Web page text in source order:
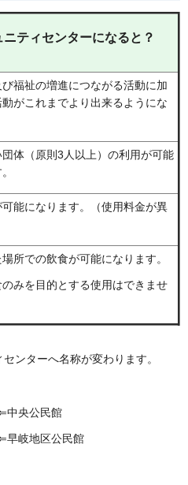
ニティセンターになると？
福祉の増進につながる活動に加
動がこれまでより出来るようにな
体（原則3人以上）の利用が可能
能になります。（使用料金が異
所での飲食が可能になります。
みを目的とする使用はできませ
ンターへ名称が変わります。
中央公民館
早岐地区公民館